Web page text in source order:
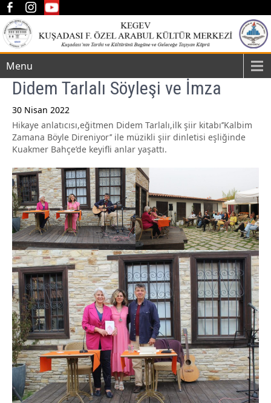
Menu
Didem Tarlalı Söyleşi ve İmza
30 Nisan 2022
Hikaye anlatıcısı,eğitmen Didem Tarlalı,ilk şiir kitabı’’Kalbim
Zamana Böyle Direniyor’’ ile müzikli şiir dinletisi eşliğinde
Kuakmer Bahçe’de keyifli anlar yaşattı.
Post
navigation